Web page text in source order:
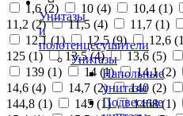
Унитазы
и
полотенцесушители
Унитазы
Напольные
унитазы
Подвесные
1,6 (2) 10 (4) 10,4 (1)
11,2 (2) 11,5 (4) 11,7 (1)
12,1 (1) 12,5 (9) 12,6 (1
125 (1) 13,5 (4) 13,6 (5)
139 (1) 14 (1) 14,1 (2)
14,6 (4) 14,7 (2) 140 (2)
144,8 (1) 145 (1) 1468 (1)